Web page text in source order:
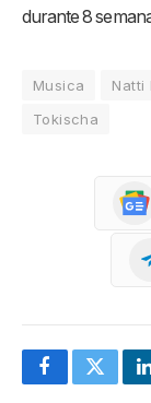
durante 8
Musica Natti
Tokischa
FacebookTwitter